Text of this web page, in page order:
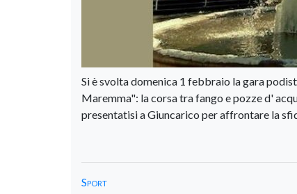
Si è svolta domenica 1 febbraio la gara
Maremma": la corsa tra fango e pozze d'
presentatisi a Giuncarico per affrontare la
Sport